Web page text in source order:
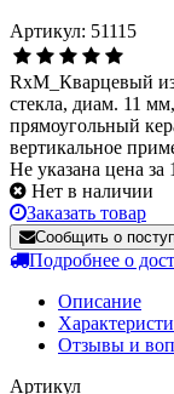
Артикул: 51115
RxM_Кварцевый
стекла, диам. 11
прямоугольный
вертикальное
Не указана цена за 1
Нет в наличии
Заказать товар
Сообщить о
Подробнее о
Описание
Отзывы и
Артикул